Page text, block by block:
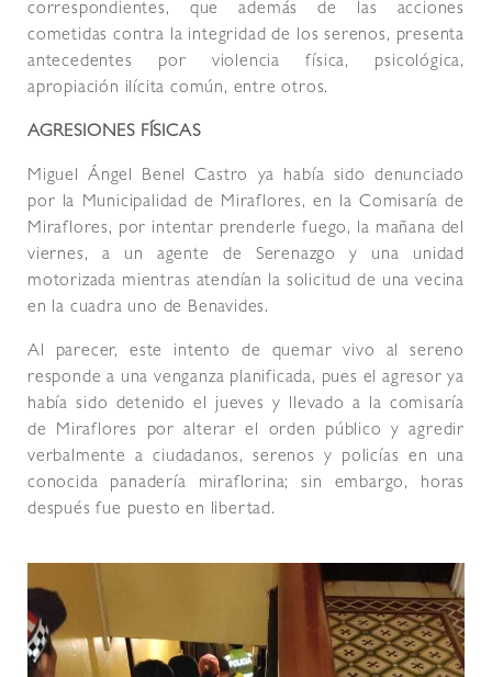
correspondientes, que además de las acciones
cometidas contra la integridad de los serenos, presenta
antecedentes por violencia física, psicológica,
apropiación ilícita común, entre otros.
AGRESIONES FÍSICAS
Miguel Ángel Benel Castro ya había sido denunciado
por la Municipalidad de Miraflores, en la Comisaría de
Miraflores, por intentar prenderle fuego, la mañana del
viernes, a un agente de Serenazgo y una unidad
motorizada mientras atendían la solicitud de una vecina
en la cuadra uno de Benavides.
Al parecer, este intento de quemar vivo al sereno
responde a una venganza planificada, pues el agresor ya
había sido detenido el jueves y llevado a la comisaría
de Miraflores por alterar el orden público y agredir
verbalmente a ciudadanos, serenos y policías en una
conocida panadería miraflorina; sin embargo, horas
después fue puesto en libertad.